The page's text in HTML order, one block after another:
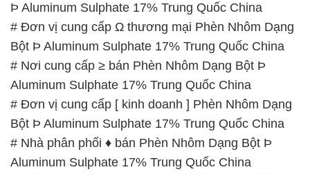
Þ Aluminum Sulphate 17% Trung Quốc China
# Đơn vị cung cấp Ω thương mại Phèn Nhôm Dạng
Bột Þ Aluminum Sulphate 17% Trung Quốc China
# Nơi cung cấp ≥ bán Phèn Nhôm Dạng Bột Þ
Aluminum Sulphate 17% Trung Quốc China
# Đơn vị cung cấp [ kinh doanh ] Phèn Nhôm Dạng
Bột Þ Aluminum Sulphate 17% Trung Quốc China
# Nhà phân phối ♦ bán Phèn Nhôm Dạng Bột Þ
Aluminum Sulphate 17% Trung Quốc China